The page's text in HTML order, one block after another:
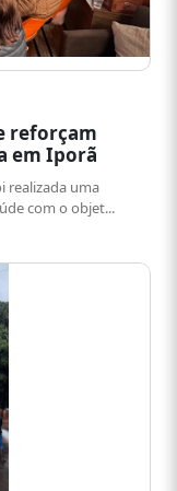
reforçam
em Iporã
realizada uma
com o objet...